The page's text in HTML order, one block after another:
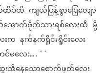
ပ်ထိ ကျယ်ပြန့်စွာပြေလျော
အောက်ဗိုက်သားရစ်လေးထိ မို့
းက နက်နက်ရှိုင်းရှိုင်းလေး
မလေး….´´
အိနေသောစောက်ဖုတ်လေး